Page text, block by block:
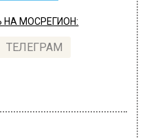
МОСРЕГИОН:
ТЕЛЕГРАМ